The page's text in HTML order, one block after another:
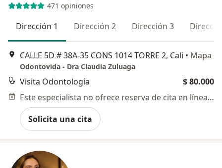
471 opiniones
Dirección 1 Dirección 2 Dirección 3
CALLE 5D # 38A‐35 CONS 1014 TORRE 2, Cali • Mapa
Odontovida - Dra Claudia Zuluaga
Visita Odontología
$ 80.000
Este especialista no ofrece reserva de cita en línea en esta dirección.
Solicita una cita